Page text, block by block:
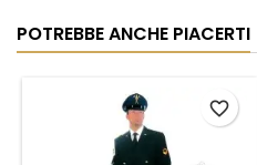
POTREBBE ANCHE PIACERTI
favorite_border